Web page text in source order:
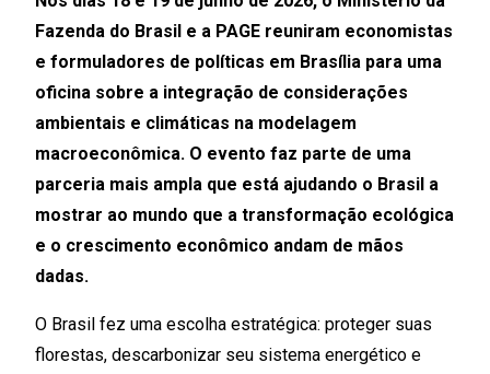
Fazenda do Brasil e a PAGE reuniram economistas
e formuladores de políticas em Brasília para uma
oficina sobre a integração de considerações
ambientais e climáticas na modelagem
macroeconômica. O evento faz parte de uma
parceria mais ampla que está ajudando o Brasil a
mostrar ao mundo que a transformação ecológica
e o crescimento econômico andam de mãos
dadas.
O Brasil fez uma escolha estratégica: proteger suas
florestas, descarbonizar seu sistema energético e